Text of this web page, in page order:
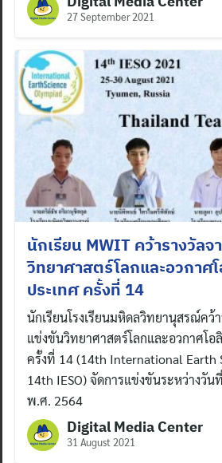
Search
27 September 2021
นักเรียน MWIT คว้ารางวัลจ
วิทยาศาสตร์โลกและอวกาศ
ประเทศ ครั้งที่ 14
นักเรียนโรงเรียนมหิดลวิทยานุสรณ์คว้
แข่งขันวิทยาศาสตร์โลกและอวกาศโอ
ครั้งที่ 14 (14th International Earth
14th IESO) จัดการแข่งขันระหว่างวั
พ.ศ. 2564
Digital Media Center
31 August 2021